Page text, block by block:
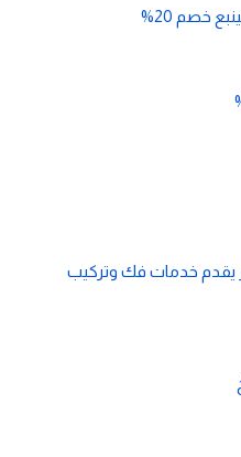
خصم 20%
يقدم خدمات فك وتركيب